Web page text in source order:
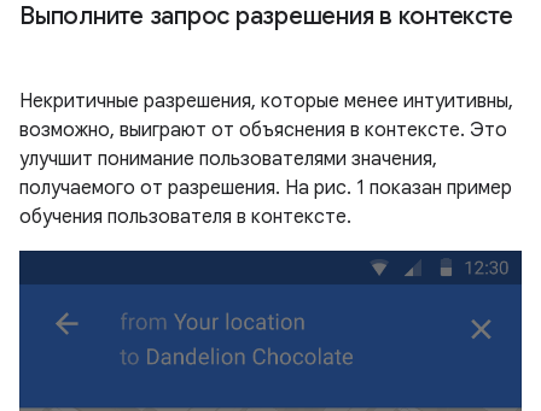
Выполните запрос разрешения в контексте
Некритичные разрешения, которые менее интуитивны,
возможно, выиграют от объяснения в контексте. Это
улучшит понимание пользователями значения,
получаемого от разрешения. На рис. 1 показан пример
обучения пользователя в контексте.